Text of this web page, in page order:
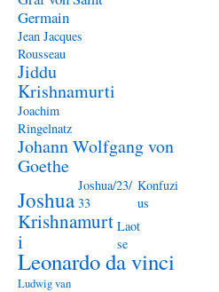
Germain
Jean Jacques
Rousseau
Jiddu
Krishnamurti
Joachim
Ringelnatz
Johann Wolfgang von
Goethe
Joshua
Joshua/23/
33
Konfuzi
us
Krishnamurt
i
Laot
se
Leonardo da vinci
Ludwig van